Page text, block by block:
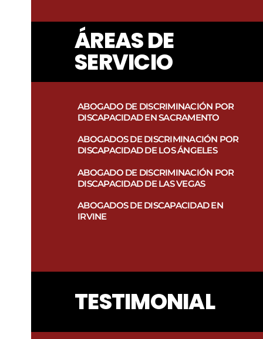
ÁREAS DE
SERVICIO
ABOGADO DE DISCRIMINACIÓN POR
DISCAPACIDAD EN SACRAMENTO
ABOGADOS DE DISCRIMINACIÓN POR
DISCAPACIDAD DE LOS ÁNGELES
ABOGADO DE DISCRIMINACIÓN POR
DISCAPACIDAD DE LAS VEGAS
ABOGADOS DE DISCAPACIDAD EN
IRVINE
TESTIMONIAL